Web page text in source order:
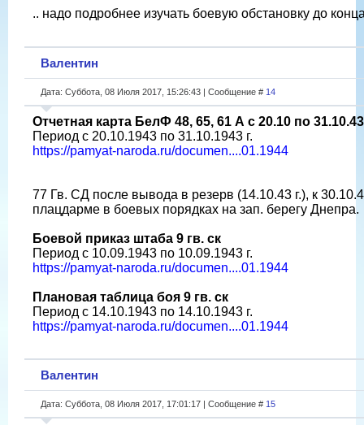
.. надо подробнее изучать боевую обстановку до
Валентин
Дата: Суббота, 08 Июля 2017, 15:26:43 | Сообщение # 14
Отчетная карта БелФ 48, 65, 61 А с 20.10 по 31.10.43
Период с 20.10.1943 по 31.10.1943 г.
https://pamyat-naroda.ru/documen....01.1944
77 Гв. СД после вывода в резерв (14.10.43 г.), к
плацдарме в боевых порядках на зап. берегу Днепра.
Боевой приказ штаба 9 гв. ск
Период с 10.09.1943 по 10.09.1943 г.
https://pamyat-naroda.ru/documen....01.1944
Плановая таблица боя 9 гв. ск
Период с 14.10.1943 по 14.10.1943 г.
https://pamyat-naroda.ru/documen....01.1944
Валентин
Дата: Суббота, 08 Июля 2017, 17:01:17 | Сообщение # 15